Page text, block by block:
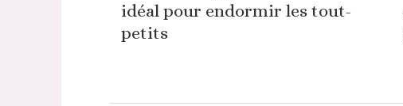
idéal pour endormir les tout-
petits